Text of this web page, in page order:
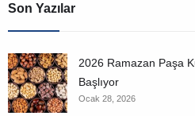
Son Yazılar
2026 Ramazan Paşa
Başlıyor
Ocak 28, 2026